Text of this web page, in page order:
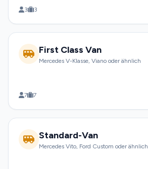
3 3
First Class Van
Mercedes V-Klasse, Viano oder ähnlich
7 7
Standard-Van
Mercedes Vito, Ford Custom oder ähnlich